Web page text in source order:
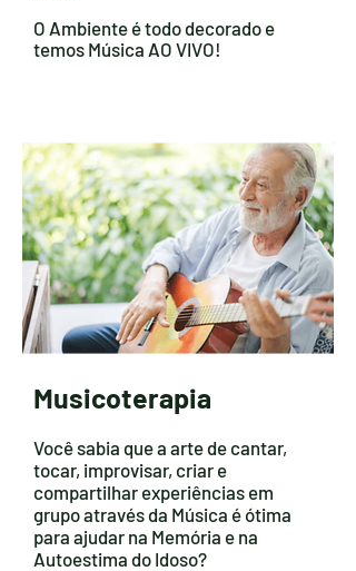
O Ambiente é todo decorado e
temos Música AO VIVO!
Musicoterapia
Você sabia que a arte de cantar,
tocar, improvisar, criar e
compartilhar experiências em
grupo através da Música é ótima
para ajudar na Memória e na
Autoestima do Idoso?